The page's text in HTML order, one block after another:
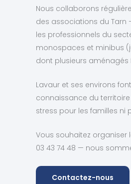
Nous collaborons
des associations du
les professionnels du
monospaces et minibus
dont plusieurs aménagés
Lavaur et ses environs
connaissance du
stress pour les familles ni
Vous souhaitez organiser
03 43 74 48 — nous
Contactez-nous